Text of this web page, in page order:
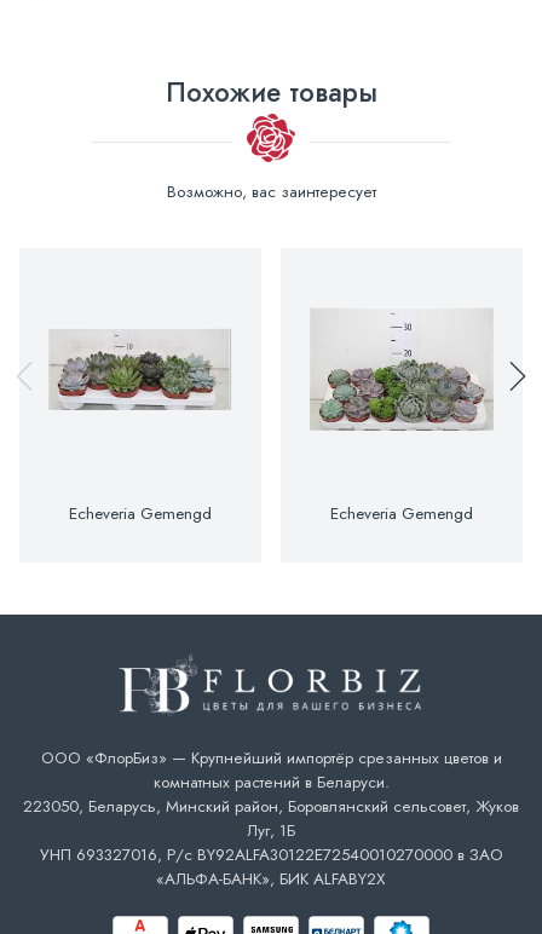
Похожие товары
Возможно, вас заинтересует
Echeveria Gemengd Echeveria Gemengd
ООО «ФлорБиз» — Крупнейший импортёр срезанных цветов и
комнатных растений в Беларуси.
223050, Беларусь, Минский район, Боровлянский сельсовет, Жуков
Луг, 1Б
УНП 693327016, Р/с BY92ALFA30122E72540010270000 в ЗАО
«АЛЬФА-БАНК», БИК ALFABY2X